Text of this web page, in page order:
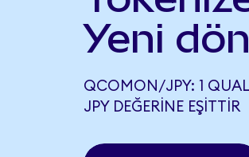
Yeni
QCOMON/JPY: 1
JPY DEĞERINE EŞITTIR